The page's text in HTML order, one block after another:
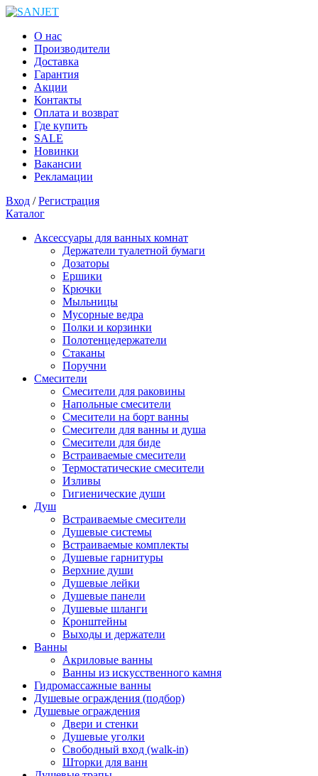
О нас
Производители
Доставка
Гарантия
Акции
Контакты
Оплата и возврат
Где купить
SALE
Новинки
Вакансии
Рекламации
Вход /Регистрация
Каталог
Аксессуары для ванных комнат
Держатели туалетной бумаги
Дозаторы
Ершики
Крючки
Мыльницы
Мусорные ведра
Полки и корзинки
Полотенцедержатели
Стаканы
Поручни
Смесители
Смесители для раковины
Напольные смесители
Смесители на борт ванны
Смесители для ванны и душа
Смесители для биде
Встраиваемые смесители
Термостатические смесители
Изливы
Гигиенические души
Душ
Встраиваемые смесители
Душевые системы
Встраиваемые комплекты
Душевые гарнитуры
Верхние души
Душевые лейки
Душевые панели
Душевые шланги
Кронштейны
Выходы и держатели
Ванны
Акриловые ванны
Ванны из искусственного камня
Гидромассажные ванны
Душевые ограждения (подбор)
Душевые ограждения
Двери и стенки
Душевые уголки
Свободный вход (walk-in)
Шторки для ванн